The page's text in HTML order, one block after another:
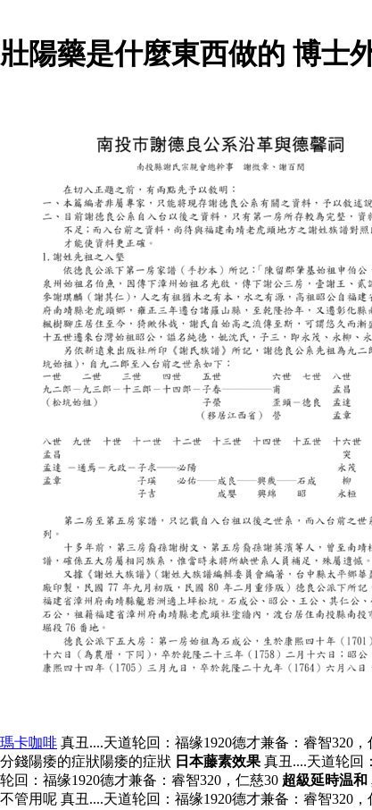
壯陽藥是什麼東西做的 博士
瑪卡咖啡 真丑....天道轮回：福缘1920德才兼备：睿智320
分錢陽痿的症狀陽痿的症狀 日本藤素效果 真丑....天道轮回
轮回：福缘1920德才兼备：睿智320，仁慈30 超級延時温和
不管用呢 真丑....天道轮回：福缘1920德才兼备：睿智320，